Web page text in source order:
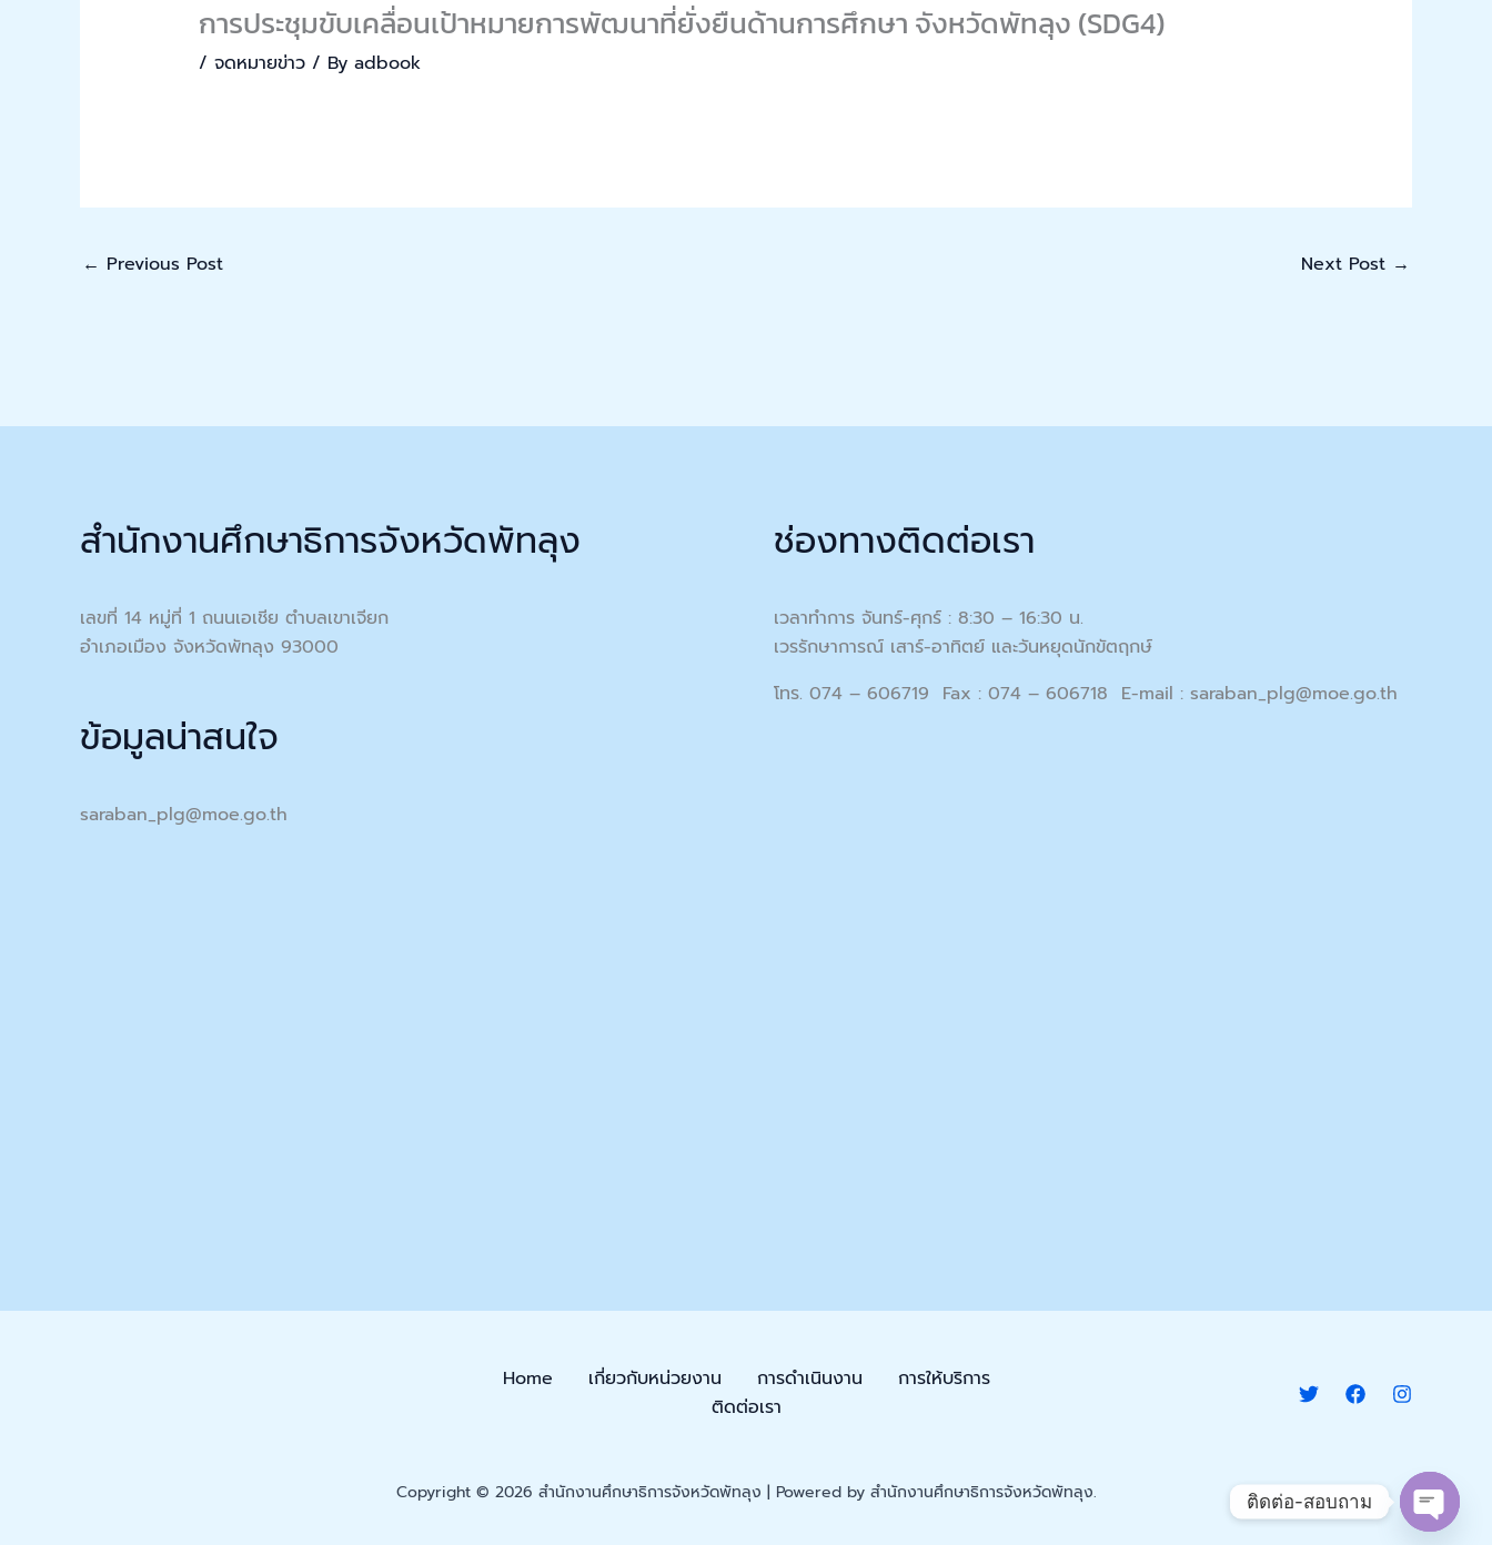
การประชุมขับเคลื่อนเป้าหมายการพัฒนาที่ยั่งยืนด้านการศึกษา จังหวัดพัทลุง (SDG4)
/ จดหมายข่าว/ By adbook
← Previous Post Next Post →
สำนักงานศึกษาธิการจังหวัดพัทลุง
เลขที่ 14 หมู่ที่ 1 ถนนเอเชีย ตำบลเขาเจียก
อำเภอเมือง จังหวัดพัทลุง 93000
ข้อมูลน่าสนใจ
saraban_plg@moe.go.th
ช่องทางติดต่อเรา
เวลาทำการ จันทร์-ศุกร์ : 8:30 – 16:30 น.
เวรรักษาการณ์ เสาร์-อาทิตย์ และวันหยุดนักขัตฤกษ์
โทร. 074 – 606719 Fax : 074 – 606718 E-mail : saraban_plg@moe.go.th
Home เกี่ยวกับหน่วยงาน การดำเนินงาน
การให้บริการ
ติดต่อเรา
Copyright © 2026 สำนักงานศึกษาธิการจังหวัดพัทลุง | Powered by สำนักงานศึกษาธิการจังหวัดพัทลุง. ติดต่อ-สอบถาม
Open